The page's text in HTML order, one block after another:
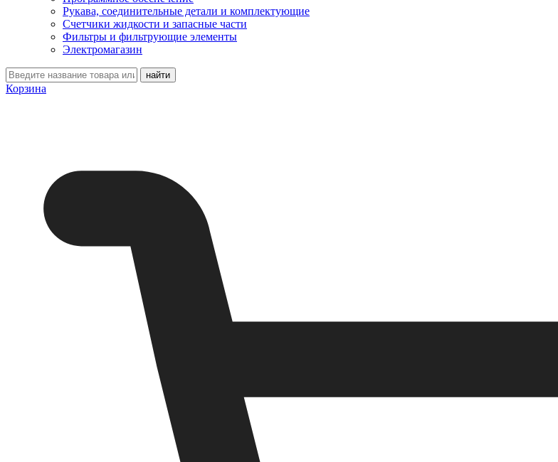
Рукава, соединительные детали и комплектующие
Счетчики жидкости и запасные части
Фильтры и фильтрующие элементы
Электромагазин
Корзина